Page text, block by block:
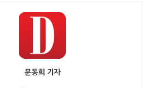
문동희 기자